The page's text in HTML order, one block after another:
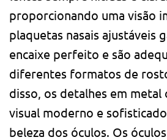
proporcionando uma visão
plaquetas nasais ajustáveis
encaixe perfeito e são
diferentes formatos de
disso, os detalhes em metal
visual moderno e
beleza dos óculos. Os